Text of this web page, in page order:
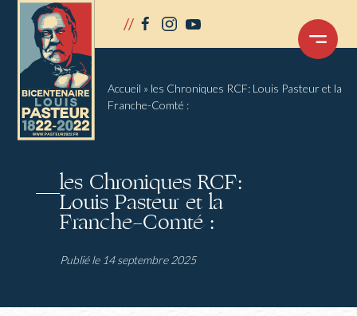
// facebook
instagram
youtube
OUVRIR
MENU
Accueil » les Chroniques RCF: Louis Pasteur et la
Franche-Comté :
les Chroniques RCF:
Louis Pasteur et la
Franche-Comté :
Publié le 14 septembre 2025
Panneau de gestion des cookies